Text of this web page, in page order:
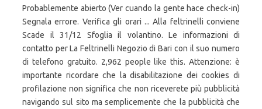
Probablemente abierto (Ver cuando la gente hace check-in)
Segnala errore. Verifica gli orari ... Alla feltrinelli conviene
Scade il 31/12 Sfoglia il volantino. Le informazioni di
contatto per La Feltrinelli Negozio di Bari con il suo numero
di telefono gratuito. 2,962 people like this. Attenzione: è
importante ricordare che la disabilitazione dei cookies di
profilazione non significa che non riceverete più pubblicità
navigando sul sito ma semplicemente che la pubblicità che